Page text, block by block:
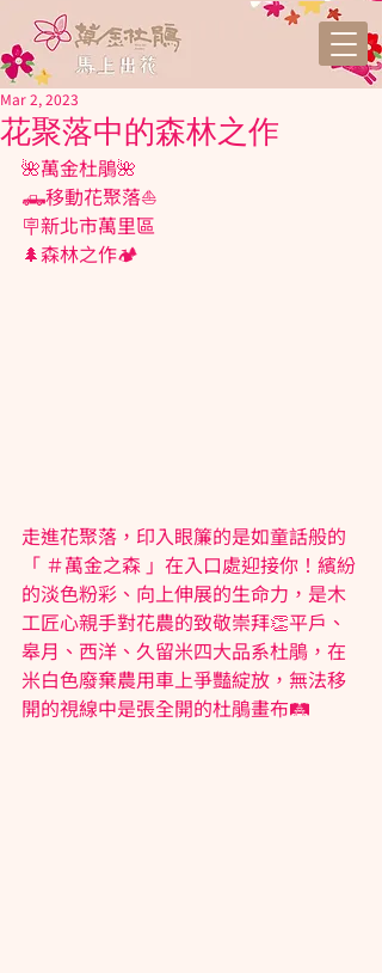
花聚落中的森林之作
Mar 2, 2023
🌺萬金杜鵑🌺
🛻移動花聚落⛵️
🪧新北市萬里區
🌲森林之作🏕️
走進花聚落，印入眼簾的是如童話般的
「 ＃萬金之森 」在入口處迎接你！繽紛
的淡色粉彩、向上伸展的生命力，是木
工匠心親手對花農的致敬崇拜👏平戶、
皋月、西洋、久留米四大品系杜鵑，在
米白色廢棄農用車上爭豔綻放，無法移
開的視線中是張全開的杜鵑畫布🛤️